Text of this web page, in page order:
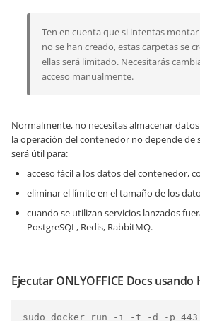
Ten en cuenta que si intentas
no se han creado, estas carpetas se
ellas será limitado. Necesitarás
acceso manualmente.
Normalmente, no necesitas almacenar
la operación del contenedor no depende de
será útil para:
acceso fácil a los datos del contenedor,
eliminar el límite en el tamaño de los
cuando se utilizan servicios lanzados
PostgreSQL, Redis, RabbitMQ.
Ejecutar ONLYOFFICE Docs usando
sudo docker run -i -t -d -p